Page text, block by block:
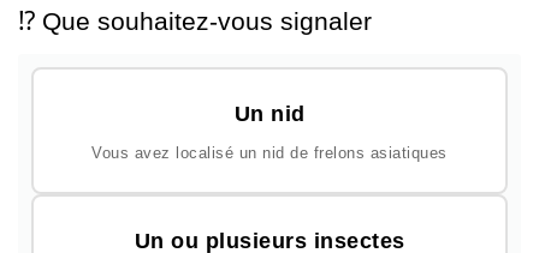
⁉️ Que souhaitez-vous signaler
Un nid
Vous avez localisé un nid de frelons asiatiques
Un ou plusieurs insectes